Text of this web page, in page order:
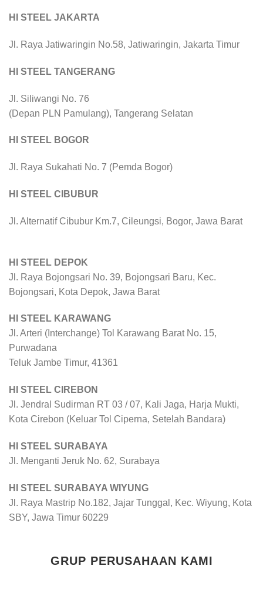
HI STEEL JAKARTA
Jl. Raya Jatiwaringin No.58, Jatiwaringin, Jakarta Timur
HI STEEL TANGERANG
Jl. Siliwangi No. 76
(Depan PLN Pamulang), Tangerang Selatan
HI STEEL BOGOR
Jl. Raya Sukahati No. 7 (Pemda Bogor)
HI STEEL CIBUBUR
Jl. Alternatif Cibubur Km.7, Cileungsi, Bogor, Jawa Barat
HI STEEL DEPOK
Jl. Raya Bojongsari No. 39, Bojongsari Baru, Kec.
Bojongsari, Kota Depok, Jawa Barat
HI STEEL KARAWANG
Jl. Arteri (Interchange) Tol Karawang Barat No. 15,
Purwadana
Teluk Jambe Timur, 41361
HI STEEL CIREBON
Jl. Jendral Sudirman RT 03 / 07, Kali Jaga, Harja Mukti,
Kota Cirebon (Keluar Tol Ciperna, Setelah Bandara)
HI STEEL SURABAYA
Jl. Menganti Jeruk No. 62, Surabaya
HI STEEL SURABAYA WIYUNG
Jl. Raya Mastrip No.182, Jajar Tunggal, Kec. Wiyung, Kota
SBY, Jawa Timur 60229
GRUP PERUSAHAAN KAMI